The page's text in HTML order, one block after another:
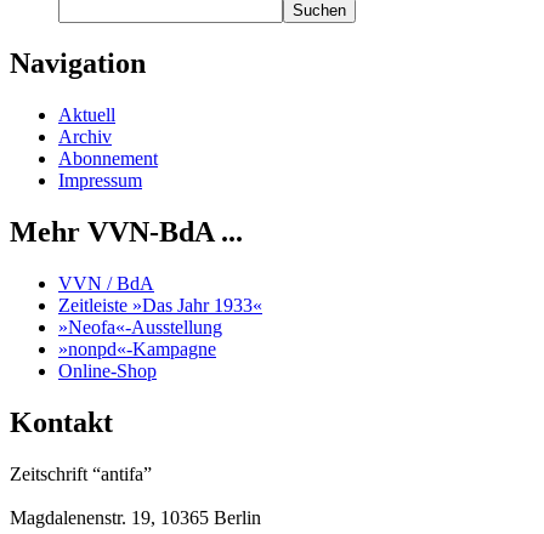
Suchen
Navigation
Aktuell
Archiv
Abonnement
Impressum
Mehr VVN-BdA ...
VVN / BdA
Zeitleiste »Das Jahr 1933«
»Neofa«-Ausstellung
»nonpd«-Kampagne
Online-Shop
Kontakt
Zeitschrift “antifa”
Magdalenenstr. 19, 10365 Berlin